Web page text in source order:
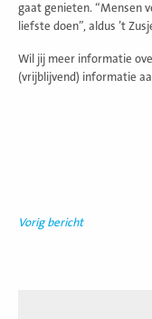
gaat genieten. “Mensen
liefste doen”, aldus ’t
Wil jij meer informatie
(vrijblijvend) informatie
Vorig bericht